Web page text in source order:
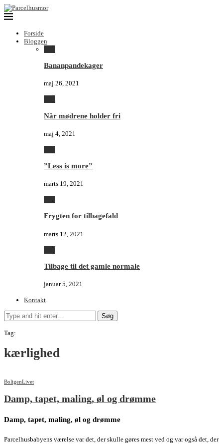
Forside
Bloggen
Bananpandekager
maj 26, 2021
Når mødrene holder fri
maj 4, 2021
”Less is more”
marts 19, 2021
Frygten for tilbagefald
marts 12, 2021
Tilbage til det gamle normale
januar 5, 2021
Kontakt
Søg
Tag:
kærlighed
BoligenLivet
Damp, tapet, maling, øl og drømme
Damp, tapet, maling, øl og drømme
Parcelhusbabyens værelse var det, der skulle gøres mest ved og var også det, der